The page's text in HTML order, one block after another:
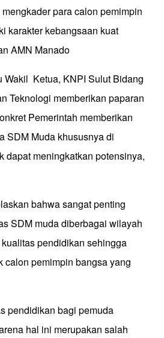
para calon pemimpin
karakter kebangsaan kuat
AMN Manado
Wakil Ketua, KNPI Sulut Bidang
Teknologi memberikan paparan
Pemerintah memberikan
SDM Muda khususnya di
dapat meningkatkan potensinya,
bahwa sangat penting
SDM muda diberbagai wilayah
pendidikan sehingga
calon pemimpin bangsa yang
pendidikan bagi pemuda
hal ini merupakan salah